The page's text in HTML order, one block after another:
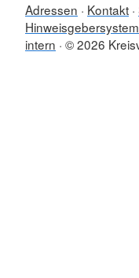
Adressen Kontakt
Hinweisgebersystem
intern © 2026